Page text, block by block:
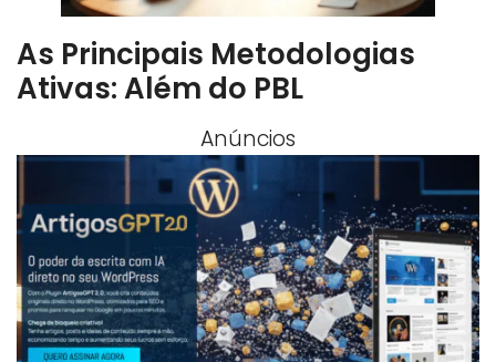
As Principais Metodologias
Ativas: Além do PBL
Anúncios